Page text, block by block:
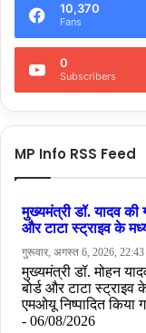
10,370
Fans
0
Subscribers
MP Info RSS Feed